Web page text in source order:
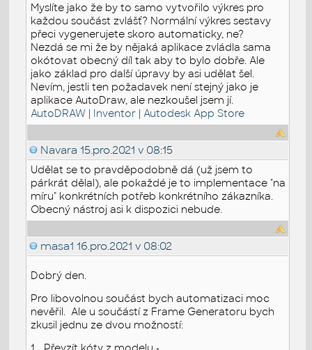
Myslíte jako že by to samo vytvořilo výkres pro
každou součást zvlášť? Normální výkres sestavy
přeci vygenerujete skoro automaticky, ne?
Nezdá se mi že by nějaká aplikace zvládla sama
okótovat obecný díl tak aby to bylo dobře. Ale
jako základ pro další úpravy by asi udělat šel.
Nevím, jestli ten požadavek není stejný jako je
aplikace AutoDraw, ale nezkoušel jsem jí.
AutoDRAW | Inventor | Autodesk App Store
Navara 15.pro.2021 v 08:15
Udělat se to pravděpodobně dá (už jsem to
párkrát dělal), ale pokaždé je to implementace "na
míru" konkrétních potřeb konkrétního zákazníka.
Obecný nástroj asi k dispozici nebude.
masa1 16.pro.2021 v 08:02
Dobrý den.
Pro libovolnou součást bych automatizaci moc
nevěřil. Ale u součástí z Frame Generatoru bych
zkusil jednu ze dvou možností: